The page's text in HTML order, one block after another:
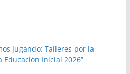
Jugando: Talleres por la
Educación Inicial 2026”